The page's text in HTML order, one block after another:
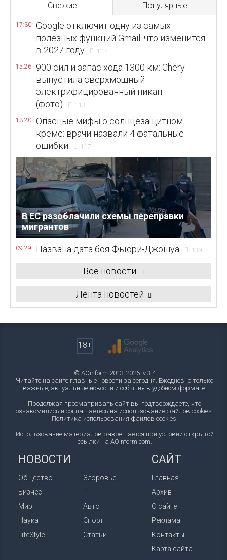
Свежие Популярные
17:30
Google отключит одну из самых
полезных функций Gmail: что изменится
в 2027 году
127
15:26
900 сил и запас хода 1300 км: Chery
выпустила сверхмощный
электрифицированный пикап
(фото)
113
13:20
Опасные мифы о солнцезащитном
креме: врачи назвали 4 фатальные
ошибки
117
В ЕС разоблачили схемы переправки
мигрантов
09:29 Названа дата боя Фьюри-Джошуа 139
Все новости
Лента новостей
18+
© AOinform 2013-2026. v.3.4
Читайте на сайте главные новости за сегодня. Ежедневно только
важные, актуальные новости и события в удобном формате.
Продолжая просматривать сайт вы подтверждаете, что
ознакомились и соглашаетесь на использование файлов cookies.
Политика использования файлов cookies.
Использование материалов разрешается при условии открытой
ссылки на AOinform.com.
НОВОСТИ
Общество
Бизнес
Мир
Наука
LifeStyle
Здоровье
IT
Авто
Спорт
Статьи
САЙТ
Главная
Архив
О сайте
Реклама
Контакты
Карта сайта